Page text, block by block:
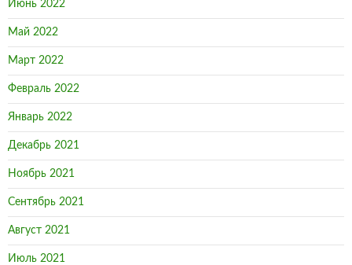
Июнь 2022
Май 2022
Март 2022
Февраль 2022
Январь 2022
Декабрь 2021
Ноябрь 2021
Сентябрь 2021
Август 2021
Июль 2021